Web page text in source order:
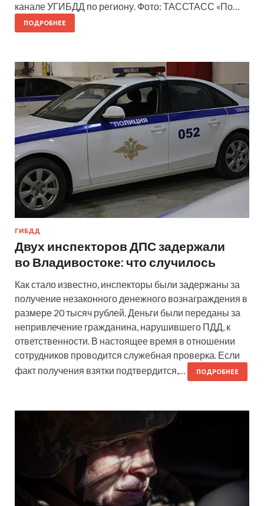
канале УГИБДД по региону. Фото: ТАССТАСС «По…
ПОДРОБНЕЕ
ГИБДД
Двух инспекторов ДПС задержали
во Владивостоке: что случилось
Как стало известно, инспекторы были задержаны за
получение незаконного денежного вознаграждения в
размере 20 тысяч рублей. Деньги были переданы за
непривлечение гражданина, нарушившего ПДД, к
ответственности. В настоящее время в отношении
сотрудников проводится служебная проверка. Если
факт получения взятки подтвердится,…
ПОДРОБНЕЕ